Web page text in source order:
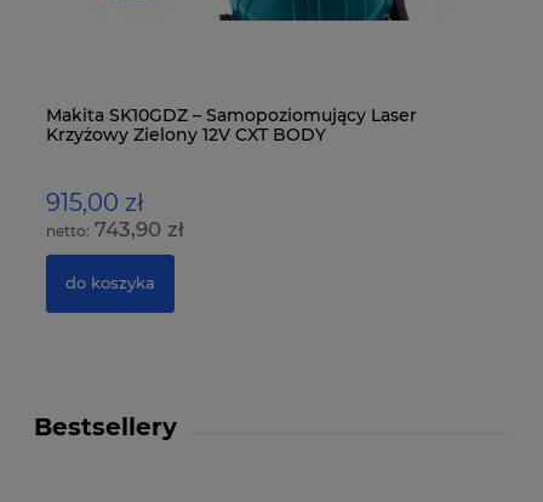
Makita SK10GDZ – Samopoziomujący Laser
Krzyżowy Zielony 12V CXT BODY
915,00 zł
743,90 zł
do koszyka
Bestsellery